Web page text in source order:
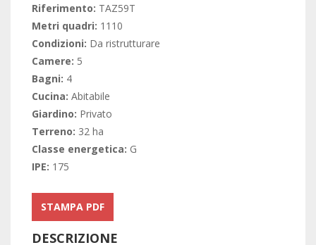
Riferimento: TAZ59T
Metri quadri: 1110
Condizioni: Da ristrutturare
Camere: 5
Bagni: 4
Cucina: Abitabile
Giardino: Privato
Terreno: 32 ha
Classe energetica: G
IPE: 175
STAMPA PDF
DESCRIZIONE